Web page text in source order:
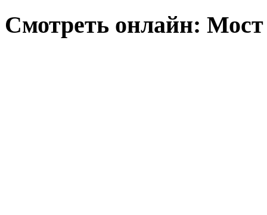
Смотреть онлайн: